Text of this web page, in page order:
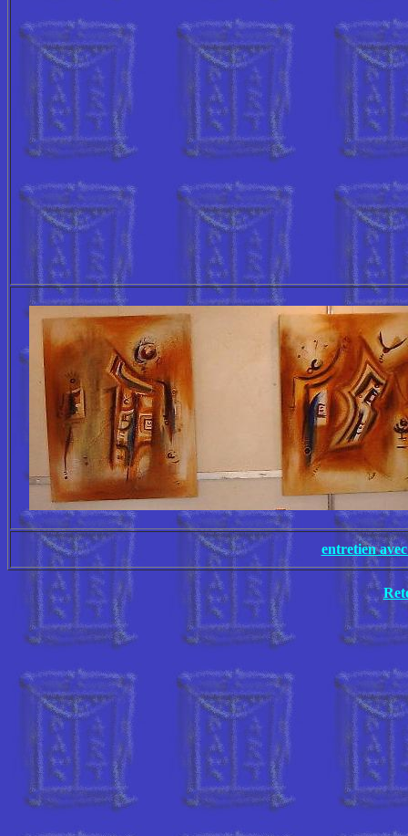
entretien